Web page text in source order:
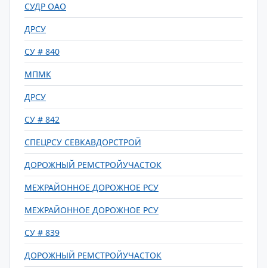
СУДР ОАО
ДРСУ
СУ # 840
МПМК
ДРСУ
СУ # 842
СПЕЦРСУ СЕВКАВДОРСТРОЙ
ДОРОЖНЫЙ РЕМСТРОЙУЧАСТОК
МЕЖРАЙОННОЕ ДОРОЖНОЕ РСУ
МЕЖРАЙОННОЕ ДОРОЖНОЕ РСУ
СУ # 839
ДОРОЖНЫЙ РЕМСТРОЙУЧАСТОК